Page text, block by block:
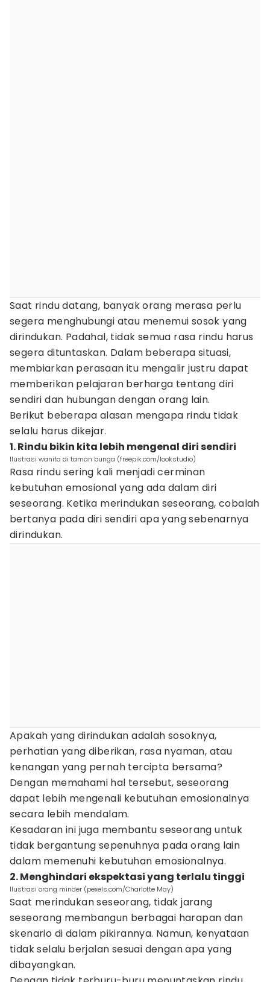
Saat rindu datang, banyak orang merasa perlu
segera menghubungi atau menemui sosok yang
dirindukan. Padahal, tidak semua rasa rindu harus
segera dituntaskan. Dalam beberapa situasi,
membiarkan perasaan itu mengalir justru dapat
memberikan pelajaran berharga tentang diri
sendiri dan hubungan dengan orang lain.
Berikut beberapa alasan mengapa rindu tidak
selalu harus dikejar.
1. Rindu bikin kita lebih mengenal diri sendiri
Ilustrasi wanita di taman bunga (freepik.com/lookstudio)
Rasa rindu sering kali menjadi cerminan
kebutuhan emosional yang ada dalam diri
seseorang. Ketika merindukan seseorang, cobalah
bertanya pada diri sendiri apa yang sebenarnya
dirindukan.
Apakah yang dirindukan adalah sosoknya,
perhatian yang diberikan, rasa nyaman, atau
kenangan yang pernah tercipta bersama?
Dengan memahami hal tersebut, seseorang
dapat lebih mengenali kebutuhan emosionalnya
secara lebih mendalam.
Kesadaran ini juga membantu seseorang untuk
tidak bergantung sepenuhnya pada orang lain
dalam memenuhi kebutuhan emosionalnya.
2. Menghindari ekspektasi yang terlalu tinggi
Ilustrasi orang minder (pexels.com/Charlotte May)
Saat merindukan seseorang, tidak jarang
seseorang membangun berbagai harapan dan
skenario di dalam pikirannya. Namun, kenyataan
tidak selalu berjalan sesuai dengan apa yang
dibayangkan.